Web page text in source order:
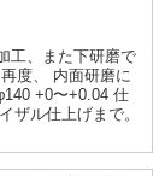
工、また下研磨で
度、 内面研磨に
+0〜+0.04 仕
ザル仕上げまで。